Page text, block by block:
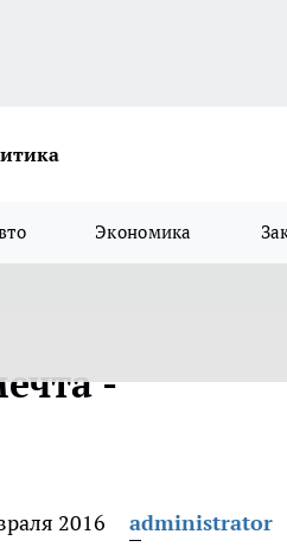
Экономика
-
2016
administrator